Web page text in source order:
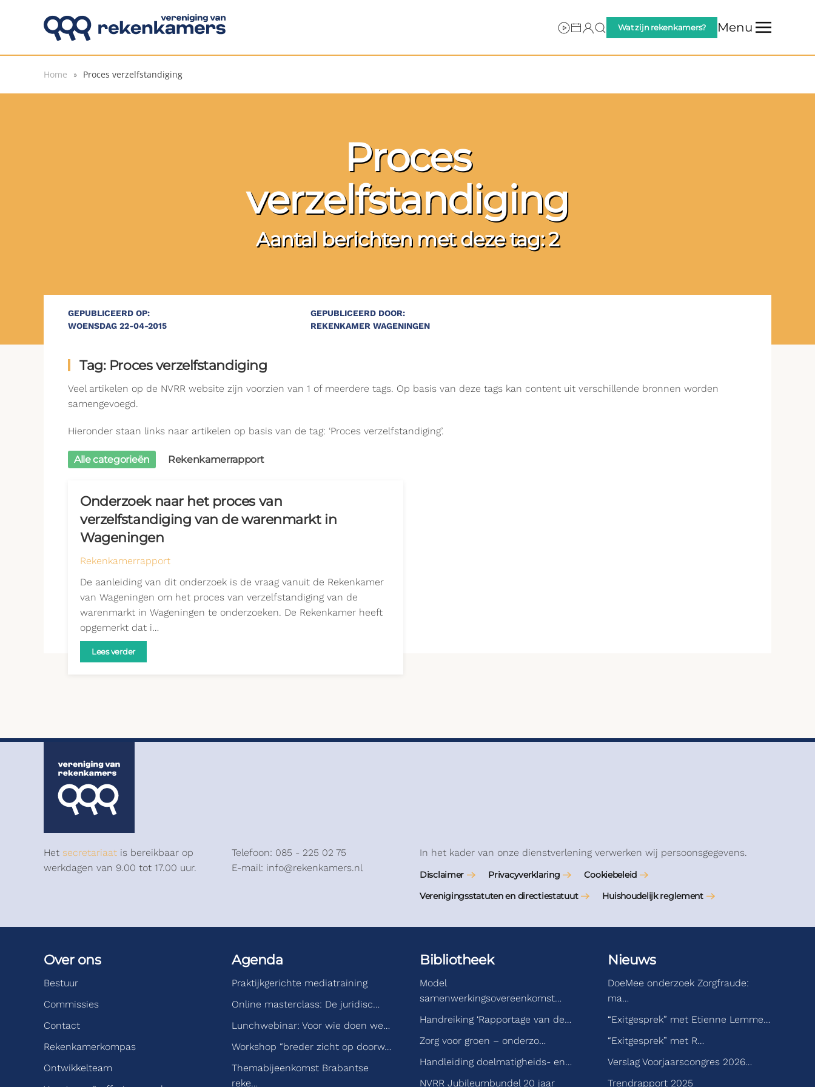
Overslaan en naar de inhoud gaan
Wat zijn rekenkamers? Menu
Home Proces verzelfstandiging
Proces
verzelfstandiging
Aantal berichten met deze tag: 2
GEPUBLICEERD OP:
WOENSDAG 22-04-2015
GEPUBLICEERD DOOR:
REKENKAMER WAGENINGEN
Tag: Proces verzelfstandiging
Veel artikelen op de NVRR website zijn voorzien van 1 of meerdere tags. Op basis van deze tags kan content uit verschillende bronnen worden
samengevoegd.
Hieronder staan links naar artikelen op basis van de tag: ‘Proces verzelfstandiging’.
Alle categorieën Rekenkamerrapport
Onderzoek naar het proces van
verzelfstandiging van de warenmarkt in
Wageningen
Rekenkamerrapport
De aanleiding van dit onderzoek is de vraag vanuit de Rekenkamer
van Wageningen om het proces van verzelfstandiging van de
warenmarkt in Wageningen te onderzoeken. De Rekenkamer heeft
opgemerkt dat i…
Lees verder
Het secretariaat is bereikbaar op
werkdagen van 9.00 tot 17.00 uur.
Telefoon: 085 - 225 02 75
E-mail: info@rekenkamers.nl
In het kader van onze dienstverlening verwerken wij persoonsgegevens.
Disclaimer Privacyverklaring
Cookiebeleid
Verenigingsstatuten en directiestatuut
Huishoudelijk reglement
Over ons
Bestuur
Commissies
Contact
Rekenkamerkompas
Ontwikkelteam
Agenda
Praktijkgerichte mediatraining
Online masterclass: De juridisc…
Lunchwebinar: Voor wie doen we…
Workshop “breder zicht op doorw…
Themabijeenkomst Brabantse
reke…
Bibliotheek
Model
samenwerkingsovereenkomst…
Handreiking ‘Rapportage van de…
Zorg voor groen – onderzo…
Handleiding doelmatigheids- en…
NVRR Jubileumbundel 20 jaar
Nieuws
DoeMee onderzoek Zorgfraude:
ma…
“Exitgesprek” met Etienne Lemme…
“Exitgesprek” met R…
Verslag Voorjaarscongres 2026…
Trendrapport 2025